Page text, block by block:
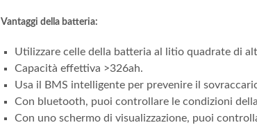
Vantaggi della batteria:
Utilizzare celle della batteria al litio quadrate di
Capacità effettiva >326ah.
Usa il BMS intelligente per prevenire il
Con bluetooth, puoi controllare le condizioni
Con uno schermo di visualizzazione, puoi